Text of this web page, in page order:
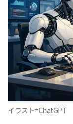
イラスト=ChatGPT